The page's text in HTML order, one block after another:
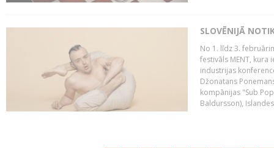
SLOVĒNIJĀ
No 1. līdz 3.
festivāls MENT, kura
industrijas
Džonatans
kompānijas "Sub
Baldursson),